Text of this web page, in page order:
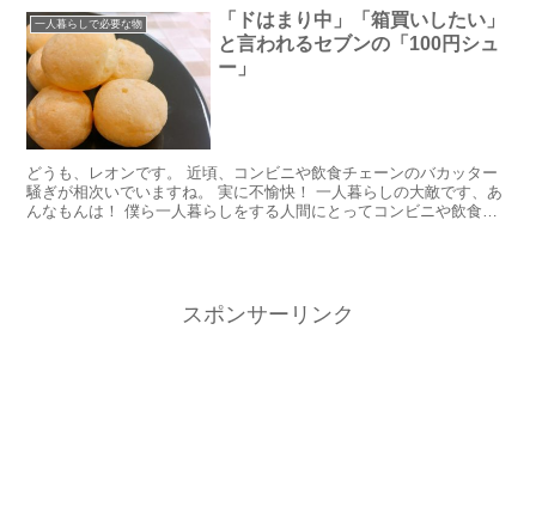
一人暮らしで必要な物
「ドはまり中」「箱買いしたい」
と言われるセブンの「100円シュ
ー」
どうも、レオンです。 近頃、コンビニや飲食チェーンのバカッター
騒ぎが相次いでいますね。 実に不愉快！ 一人暮らしの大敵です、あ
んなもんは！ 僕ら一人暮らしをする人間にとってコンビニや飲食店
スポンサーリンク